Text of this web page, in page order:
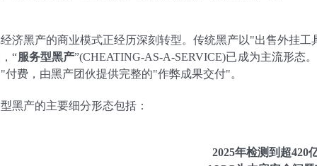
济黑产的商业模式正经历深刻转型。传统黑产以"出售外挂
“ 服务型黑产”(CHEATING-AS-A-SERVICE)已成为主流形
付费，由黑产团伙提供完整的"作弊成果交付"。
黑产的主要细分形态包括：
2025年检测到超420